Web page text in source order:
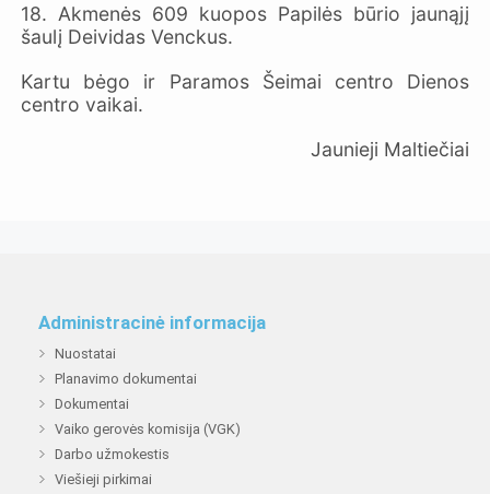
18. Akmenės 609 kuopos Papilės būrio jaunąjį
šaulį Deividas Venckus.
Kartu bėgo ir Paramos Šeimai centro Dienos
centro vaikai.
Jaunieji Maltiečiai
Administracinė informacija
Nuostatai
Planavimo dokumentai
Dokumentai
Vaiko gerovės komisija (VGK)
Darbo užmokestis
Viešieji pirkimai